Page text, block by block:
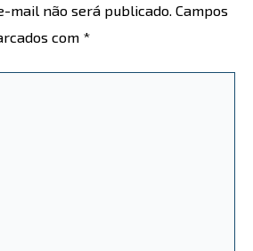
mail não será publicado. Campos
com *